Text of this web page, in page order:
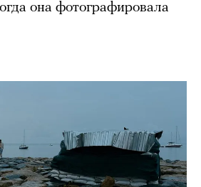
она фотографировала